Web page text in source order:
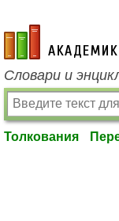
academic.ru
Словари и
Толкования